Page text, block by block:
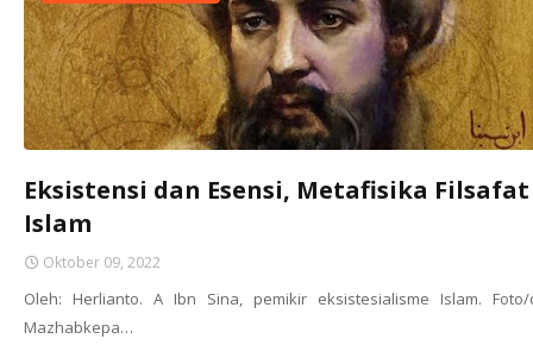
Eksistensi dan Esensi, Metafisika Filsafat
Islam
Oktober 09, 2022
Oleh: Herlianto. A Ibn Sina, pemikir eksistesialisme Islam. Foto/
Mazhabkepa…